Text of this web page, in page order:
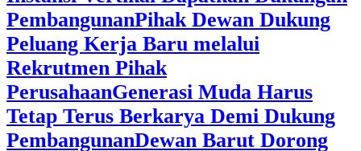
PembangunanPihak Dewan Dukung
Peluang Kerja Baru melalui
Rekrutmen Pihak
PerusahaanGenerasi Muda Harus
Tetap Terus Berkarya Demi Dukung
PembangunanDewan Barut Dorong